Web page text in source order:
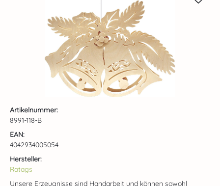
Artikelnummer:
8991-118-B
EAN:
4042934005054
Hersteller:
Ratags
Unsere Erzeugnisse sind Handarbeit und können sowohl